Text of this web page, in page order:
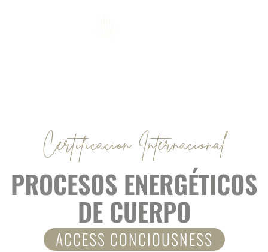
Certificacion Internacional
PROCESOS ENERGÉTICOS
DE CUERPO
ACCESS CONCIOUSNESS